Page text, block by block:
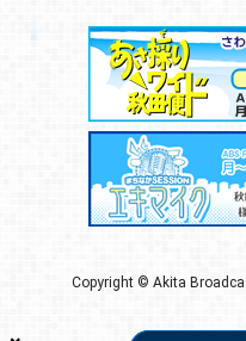
Copyright © Akita